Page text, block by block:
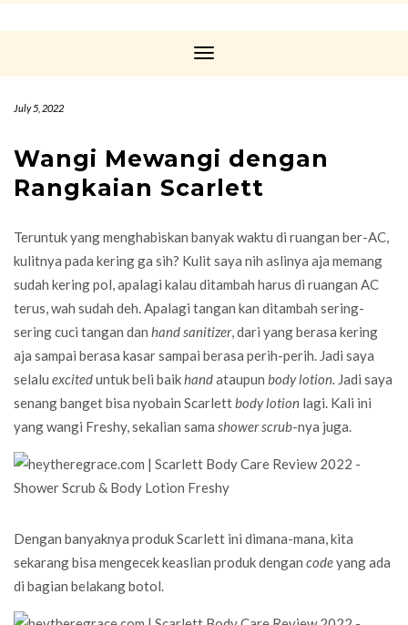
Toggle
July 5, 2022
Wangi Mewangi dengan
Rangkaian Scarlett
Teruntuk yang menghabiskan banyak waktu di ruangan ber-AC,
kulitnya pada kering ga sih? Kulit saya nih aslinya aja memang
sudah kering pol, apalagi kalau ditambah harus di ruangan AC
terus, wah sudah deh. Apalagi tangan kan ditambah sering-
sering cuci tangan dan hand sanitizer, dari yang berasa kering
aja sampai berasa kasar sampai berasa perih-perih. Jadi saya
selalu exciteduntuk beli baikhandataupun body lotion. Jadi saya
senang banget bisa nyobain Scarlettbody lotion lagi. Kali ini
yang wangi Freshy, sekalian sama shower scrub-nya juga.
Dengan banyaknya produk Scarlett ini dimana-mana, kita
sekarang bisa mengecek keaslian produk dengan codeyang ada
di bagian belakang botol.